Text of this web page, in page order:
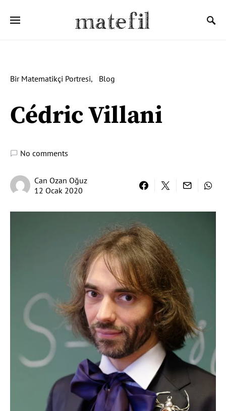
Bir Matematikçi Portresi Blog
Cédric Villani
No comments
Can Ozan Oğuz
12 Ocak 2020